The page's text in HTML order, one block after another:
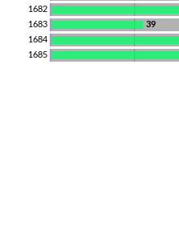
1682
39
1683
1684
1685